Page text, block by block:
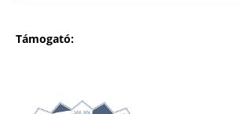
Támogató: